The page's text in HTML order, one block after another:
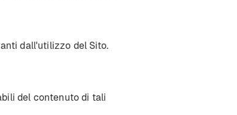
dall'utilizzo del Sito.
del contenuto di tali